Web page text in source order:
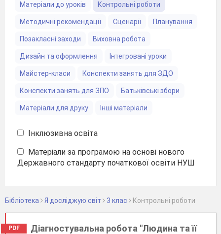
Матеріали до уроків Контрольні роботи
Методичні рекомендації Сценарії Планування
Позакласні заходи Виховна робота
Дизайн та оформлення Інтегровані уроки
Майстер-класи Конспекти занять для ЗДО
Конспекти занять для ЗПО Батьківські збори
Матеріали для друку Інші матеріали
Інклюзивна освіта
Матеріали за програмою на основі нового
Державного стандарту початкової освіти НУШ
Бібліотека Я досліджую світ 3 клас Контрольні роботи
PDF
Діагностувальна робота "Людина та її